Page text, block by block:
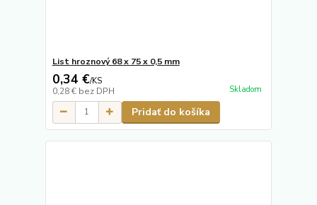
List hroznový 68 x 75 x 0,5 mm
0,34 €/KS
0,28 € bez DPH Skladom
Pridať do košíka